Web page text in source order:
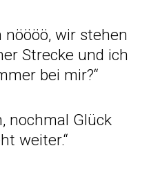
nöööö, wir stehen
Strecke und ich
bei mir?“
nochmal Glück
weiter.“